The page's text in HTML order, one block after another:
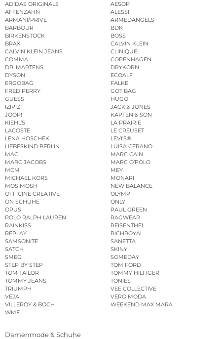
ADIDAS ORIGINALS
AESOP
AFFENZAHN
ALESSI
ARMANI/PRIVÉ
ARMEDANGELS
BARBOUR
BDK
BIRKENSTOCK
BOSS
BRAX
CALVIN KLEIN
CALVIN KLEIN JEANS
CLINIQUE
COMMA
COPENHAGEN
DR. MARTENS
DRYKORN
DYSON
ECOALF
ERGOBAG
FALKE
FRED PERRY
GOT BAG
GUESS
HUGO
IZIPIZI
JACK & JONES
JOOP!
KAPTEN & SON
KIEHL’S
LA PRAIRIE
LACOSTE
LE CREUSET
LENA HOSCHEK
LEVI’S®
LIEBESKIND BERLIN
LUISA CERANO
MAC
MARC CAIN
MARC JACOBS
MARC O’POLO
MCM
MEY
MICHAEL KORS
MONARI
MOS MOSH
NEW BALANCE
OFFICINE CREATIVE
OLYMP
ON SCHUHE
ONLY
OPUS
PAUL GREEN
POLO RALPH LAUREN
RAGWEAR
RAINKISS
REISENTHEL
REPLAY
RICHROYAL
SAMSONITE
SANETTA
SATCH
SKINY
SMEG
SOMEDAY
STEP BY STEP
TOM FORD
TOM TAILOR
TOMMY HILFIGER
TOMMY JEANS
TONIES
TRIUMPH
VEE COLLECTIVE
VEJA
VERO MODA
VILLEROY & BOCH
WEEKEND MAX MARA
WMF
Damenmode & Schuhe